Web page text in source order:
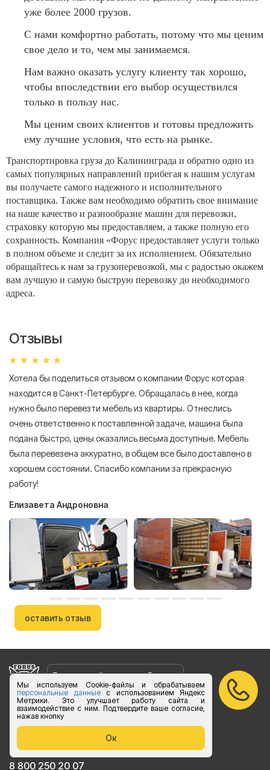
Мы используем Cookie-файлы и обрабатываем
персональные данныес использованием Яндекс
Метрики. Это улучшает работу сайта и
взаимодействие с ним. Подтвердите ваше согласие,
нажав кнопку
Ок
уже более 2000 грузов.
С нами комфортно работать, потому что мы ценим
свое дело и то, чем мы занимаемся.
Нам важно оказать услугу клиенту так хорошо,
чтобы впоследствии его выбор осуществился
только в пользу нас.
Мы ценим своих клиентов и готовы предложить
ему лучшие условия, что есть на рынке.
Транспортировка груза до Калининграда и обратно одно из
самых популярных направлений прибегая к нашим услугам
вы получаете самого надежного и исполнительного
поставщика. Также вам необходимо обратить свое внимание
на наше качество и разнообразие машин для перевозки,
страховку которую мы предоставляем, а также полную его
сохранность. Компания «Форус предоставляет услуги только
в полном объеме и следит за их исполнением. Обязательно
обращайтесь к нам за грузоперевозкой, мы с радостью окажем
вам лучшую и самую быструю перевозку до необходимого
адреса.
Отзывы
Хотела бы поделиться отзывом о компании Форус которая
находится в Санкт-Петербурге. Обращалась в нее, когда
нужно было перевезти мебель из квартиры. Отнеслись
очень ответственно к поставленной задаче, машина была
подана быстро, цены оказались весьма доступные. Мебель
была перевезена аккуратно, в общем все было доставлено в
хорошем состоянии. Спасибо компании за прекрасную
работу!
Елизавета Андроновна
оставить отзыв
Бесплатный звонок по России
vk.com/foruslogistics
Присоединяйтесь
zakaz@foruslogistics.ru
Пишите по всем вопросаи
8 800 250 20 07